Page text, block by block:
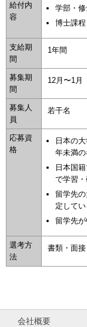
給付内
容
学部・
博士課程
支給期
間
1年間
募集期
間
12月〜1月
募集人
員
若干名
応募資
格
日本の
年未満
日本国
で学習・
留学先
定して
留学先
選考方
法
書類・面接
会社概要